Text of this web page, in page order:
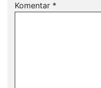
Komentar *